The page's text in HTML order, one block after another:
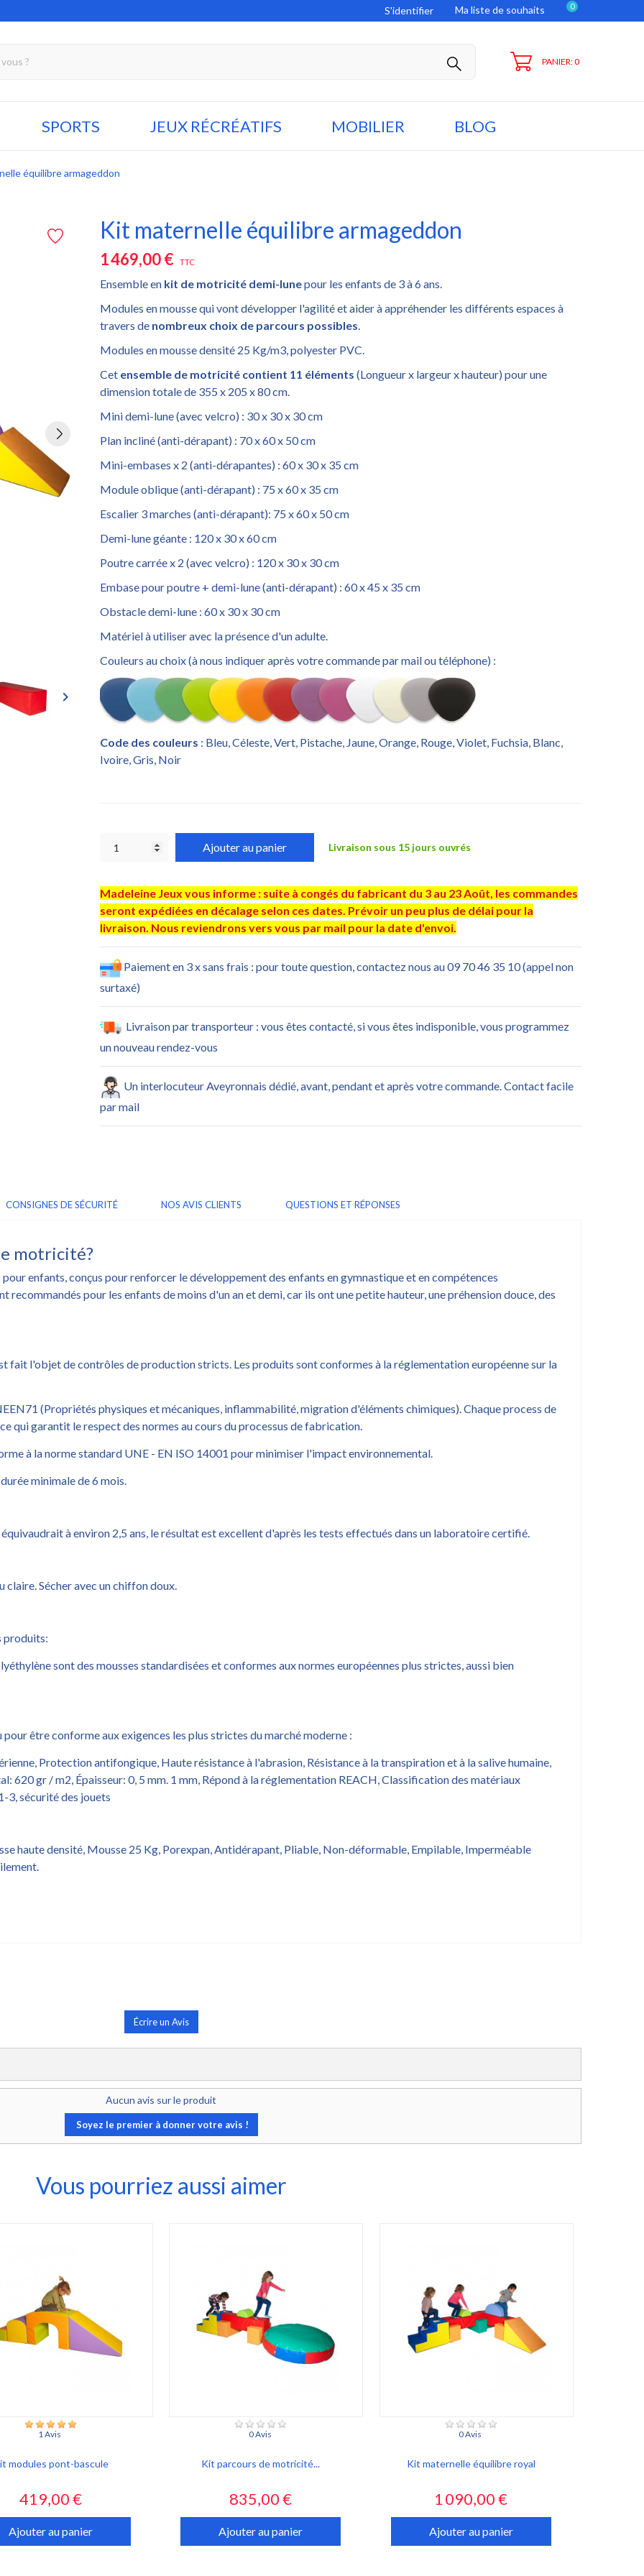
S'identifier Ma liste de souhaits 0
PANIER: 0
SPORTS JEUX RÉCRÉATIFS MOBILIER BLOG
équilibre armageddon
keyboard_arrow_right
Kit maternelle équilibre armageddon
1 469,00 € TTC
Ensemble en kit de motricité demi-lunepour les enfants de 3 à 6 ans.
Modules en mousse qui vont développer l'agilité et aider à appréhender les différents espaces à
travers de nombreux choix de parcours possibles.
Modules en mousse densité 25 Kg/m3, polyester PVC.
Cet ensemble de motricité contient 11 éléments (Longueur x largeur x hauteur) pour une
dimension totale de 355 x 205 x 80 cm.
Mini demi-lune (avec velcro) : 30 x 30 x 30 cm
Plan incliné (anti-dérapant) : 70 x 60 x 50 cm
Mini-embases x 2 (anti-dérapantes) : 60 x 30 x 35 cm
Module oblique (anti-dérapant) : 75 x 60 x 35 cm
Escalier 3 marches (anti-dérapant): 75 x 60 x 50 cm
Demi-lune géante : 120 x 30 x 60 cm
Poutre carrée x 2 (avec velcro) : 120 x 30 x 30 cm
Embase pour poutre + demi-lune (anti-dérapant) : 60 x 45 x 35 cm
Obstacle demi-lune : 60 x 30 x 30 cm
Matériel à utiliser avec la présence d'un adulte.
Couleurs au choix (à nous indiquer après votre commande par mail ou téléphone) :
Code des couleurs : Bleu, Céleste, Vert, Pistache, Jaune, Orange, Rouge, Violet, Fuchsia, Blanc,
Ivoire, Gris, Noir
Ajouter au panier Livraison sous 15 jours ouvrés
Madeleine Jeux vous informe : suite à congés du fabricant du 3 au 23 Août, les commandes
seront expédiées en décalage selon ces dates. Prévoir un peu plus de délai pour la
livraison. Nous reviendrons vers vous par mail pour la date d'envoi.
Paiement en 3 x sans frais : pour toute question, contactez nous au 09 70 46 35 10 (appel non
surtaxé)
Livraison par transporteur : vous êtes contacté, si vous êtes indisponible, vous programmez
un nouveau rendez-vous
Un interlocuteur Aveyronnais dédié, avant, pendant et après votre commande. Contact facile
par mail
CONSIGNES DE SÉCURITÉ NOS AVIS CLIENTS QUESTIONS ET RÉPONSES
motricité?
enfants, conçus pour renforcer le développement des enfants en gymnastique et en compétences
pour les enfants de moins d'un an et demi, car ils ont une petite hauteur, une préhension douce, des
fait l'objet de contrôles de production stricts. Les produits sont conformes à la réglementation européenne sur la
(Propriétés physiques et mécaniques, inflammabilité, migration d'éléments chimiques). Chaque process de
qui garantit le respect des normes au cours du processus de fabrication.
à la norme standard UNE - EN ISO 14001 pour minimiser l'impact environnemental.
minimale de 6 mois.
à environ 2,5 ans, le résultat est excellent d'après les tests effectués dans un laboratoire certifié.
claire. Sécher avec un chiffon doux.
produits:
sont des mousses standardisées et conformes aux normes européennes plus strictes, aussi bien
être conforme aux exigences les plus strictes du marché moderne :
Protection antifongique, Haute résistance à l'abrasion, Résistance à la transpiration et à la salive humaine,
620 gr / m2, Épaisseur: 0, 5 mm. 1 mm, Répond à la réglementation REACH, Classification des matériaux
3, sécurité des jouets
haute densité, Mousse 25 Kg, Porexpan, Antidérapant, Pliable, Non-déformable, Empilable, Imperméable
Écrire un Avis
Aucun avis sur le produit
Soyez le premier à donner votre avis !
Vous pourriez aussi aimer
1 Avis
modules pont-bascule
Prix
419,00 €
Ajouter au panier
0 Avis
Kit parcours de motricité...
Prix
835,00 €
Ajouter au panier
0 Avis
Kit maternelle équilibre royal
Prix
1 090,00 €
Ajouter au panier